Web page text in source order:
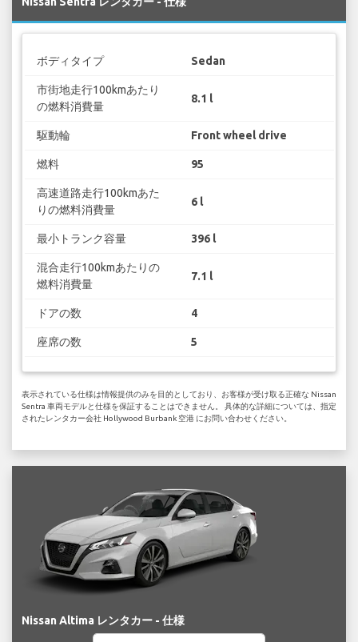
ボディタイプ Sedan
市街地走行100kmあたり
の燃料消費量
8.1 l
駆動輪 Front wheel drive
燃料 95
高速道路走行100kmあた
りの燃料消費量
6 l
最小トランク容量 396 l
混合走行100kmあたりの
燃料消費量
7.1 l
ドアの数 4
座席の数 5
表示されている仕様は情報提供のみを目的としており、お客様が受け取る正確な Nissan
Sentra 車両モデルと仕様を保証することはできません。 具体的な詳細については、指定
されたレンタカー会社 Hollywood Burbank 空港 にお問い合わせください。
Nissan Altima レンタカー - 仕様